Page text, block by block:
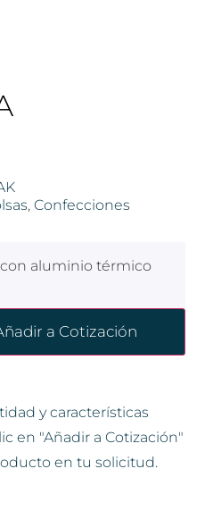
, Confecciones
aluminio térmico
a Cotización
y características
en "Añadir a Cotización"
en tu solicitud.